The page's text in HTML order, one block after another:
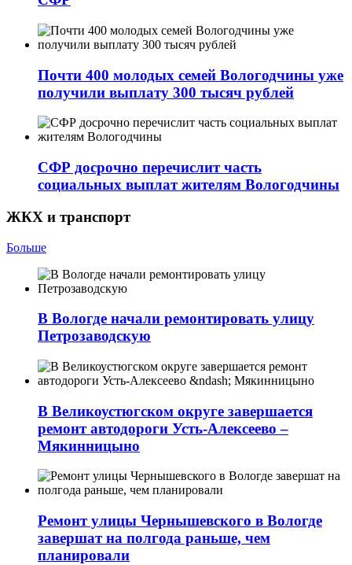
Почти 400 молодых семей Вологодчины уже
получили выплату 300 тысяч рублей
СФР досрочно перечислит часть
социальных выплат жителям Вологодчины
ЖКХ и транспорт
Больше
В Вологде начали ремонтировать улицу
Петрозаводскую
В Великоустюгском округе завершается
ремонт автодороги Усть-Алексеево –
Мякинницыно
Ремонт улицы Чернышевского в Вологде
завершат на полгода раньше, чем
планировали